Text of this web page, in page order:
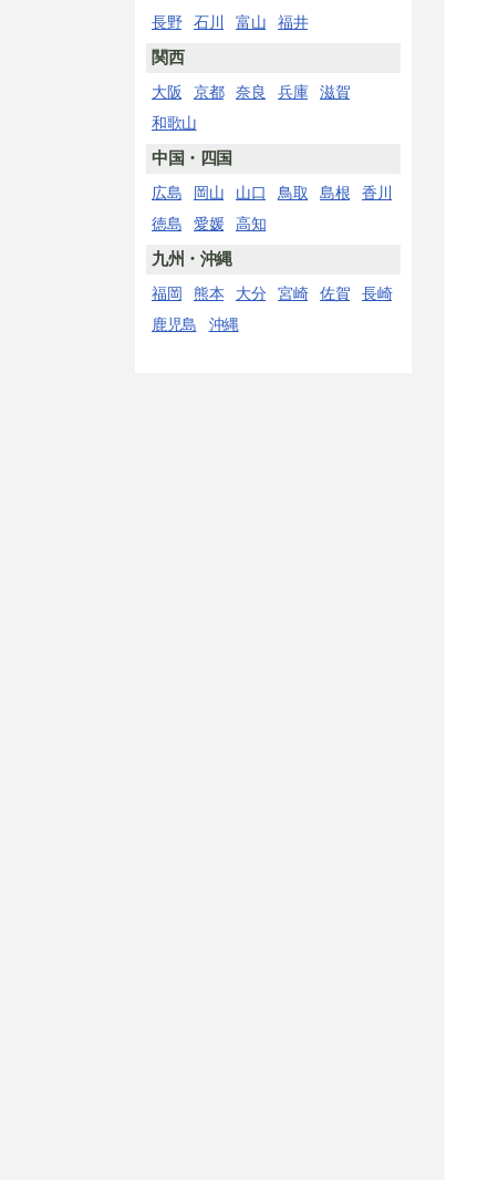
長野
石川 富山 福井
関西
大阪 京都 奈良 兵庫
滋賀
和歌山
中国・四国
広島 岡山 山口 鳥取 島根
香川
徳島
愛媛 高知
九州・沖縄
福岡 熊本 大分 宮崎 佐賀
長崎
鹿児島
沖縄